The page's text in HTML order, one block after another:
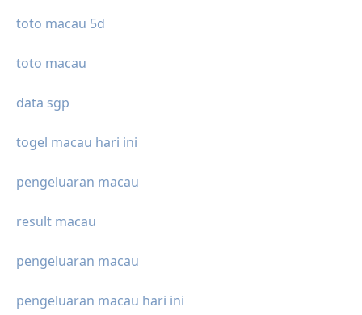
toto macau 5d
toto macau
data sgp
togel macau hari ini
pengeluaran macau
result macau
pengeluaran macau
pengeluaran macau hari ini